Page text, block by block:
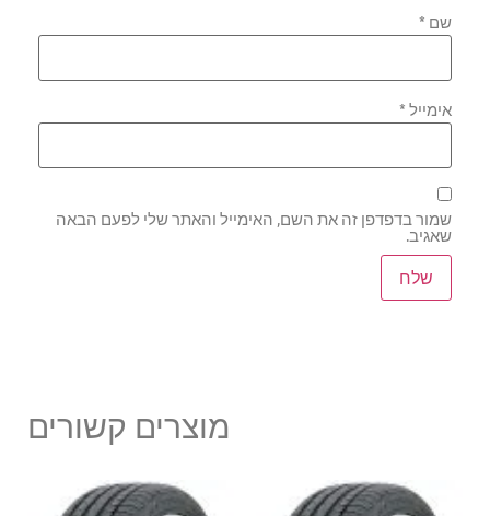
שם*
אימייל*
שמור בדפדפן זה את השם, האימייל והאתר שלי לפעם הבאה
שאגיב.
מוצרים קשורים